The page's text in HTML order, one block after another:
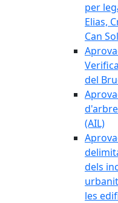
per
Elias,
Can
del
(AIL)
dels
les